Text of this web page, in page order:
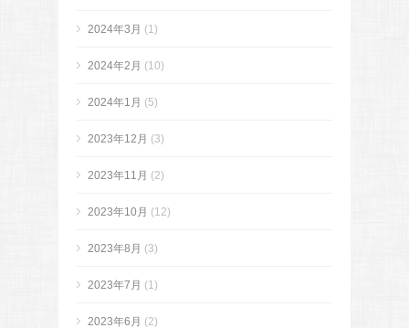
2024年3月 (1)
2024年2月 (10)
2024年1月 (5)
2023年12月 (3)
2023年11月 (2)
2023年10月 (12)
2023年8月 (3)
2023年7月 (1)
2023年6月 (2)